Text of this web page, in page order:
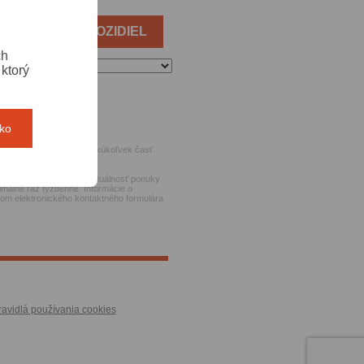
PONUKU VOZIDIEL
alebo odstrániť akúkoľvek časť
stránok, ako aj za aktuálnosť ponuky
raz týždenne. Informácie o
elektronického kontaktného formulára
používania cookies